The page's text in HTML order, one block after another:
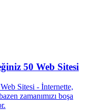
50 Web Sitesi
Sitesi - İnternette,
zamanımızı boşa